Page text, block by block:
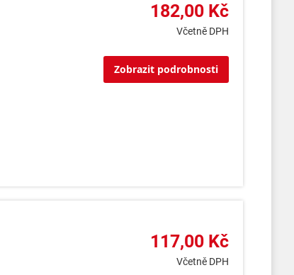
182,00 Kč
Včetně DPH
Zobrazit podrobnosti
117,00 Kč
Včetně DPH